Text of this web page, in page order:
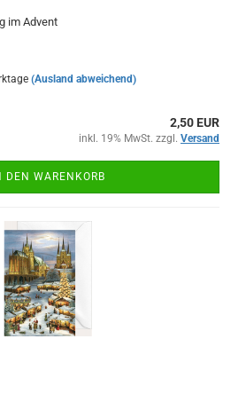
im Advent
(Ausland abweichend)
2,50 EUR
inkl. 19% MwSt. zzgl. Versand
DEN WARENKORB